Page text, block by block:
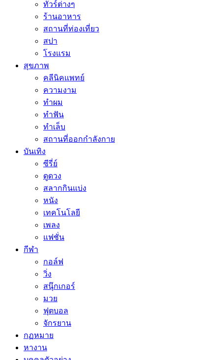
ทัวร์ต่างๆ
ร้านอาหาร
สถานที่ท่องเที่ยว
สปา
โรงแรม
สุขภาพ
คลีนิคแพทย์
ความงาม
ทำผม
ทำฟัน
ทำเล็บ
สถานที่ออกกำลังกาย
บันเทิง
ซีรี่ย์
ดูดวง
สลากกินแบ่ง
หนัง
เทคโนโลยี
เพลง
แฟชั่น
กีฬา
กอล์ฟ
วิ่ง
สนุ๊กเกอร์
มวย
ฟุตบอล
จักรยาน
กฏหมาย
หางาน